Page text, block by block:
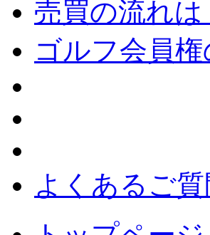
売買の流れは
ゴルフ会員
よくあるご質